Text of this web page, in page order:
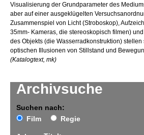
Archivsuche
Suchen nach:
Film
Regie
Visualisierung der Grundparameter des
aber auf einer ausgeklügelten
Zusammenspiel von Licht (Stroboskop),
35mm- Kameras, die stereoskopisch filmen)
des Objekts (die Wasserradkonstruktion) stellen
optischen Illusionen von Stillstand und
(Katalogtext, mk)